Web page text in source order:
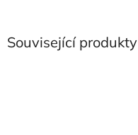
Související produkty